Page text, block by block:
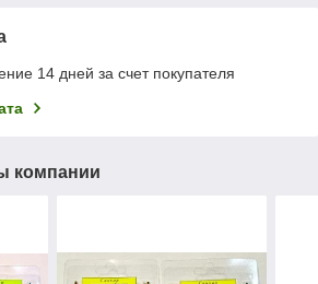
14 дней за счет покупателя
компании